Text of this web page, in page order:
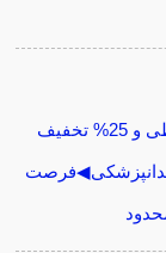
پرداخت قسطی و 25% تخفیف